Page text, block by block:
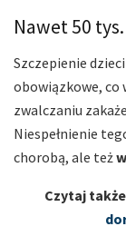
Nawet 50
Szczepienie
obowiązkowe, co
zwalczaniu
Niespełnienie
chorobą, ale też
Czytaj